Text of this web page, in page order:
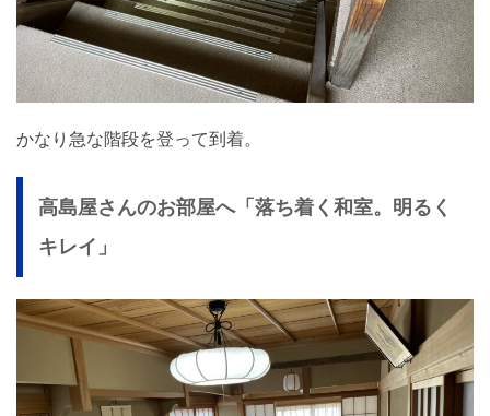
かなり急な階段を登って到着。
高島屋さんのお部屋へ「落ち着く和室。明るく
キレイ」